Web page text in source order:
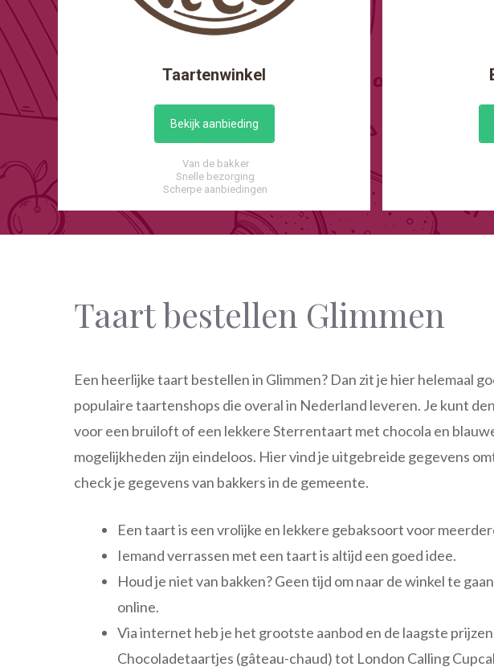
Taartenwinkel
Bekijk aanbieding
Van de bakker
Snelle bezorging
Scherpe aanbiedingen
Taart bestellen Glimmen
Een heerlijke taart bestellen in Glimmen? Dan zit je hier helemaal
populaire taartenshops die overal in Nederland leveren. Je kunt
voor een bruiloft of een lekkere Sterrentaart met chocola en
mogelijkheden zijn eindeloos. Hier vind je uitgebreide gegevens
check je gegevens van bakkers in de gemeente.
Een taart is een vrolijke en lekkere gebaksoort voor
Iemand verrassen met een taart is altijd een goed idee.
Houd je niet van bakken? Geen tijd om naar de winkel te
online.
Via internet heb je het grootste aanbod en de laagste
Chocoladetaartjes (gâteau-chaud) tot London Calling